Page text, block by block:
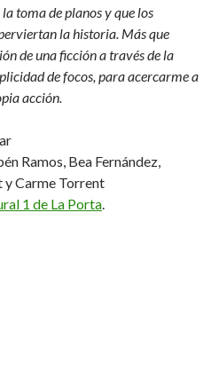
toma de planos y que los
la historia. Más que
de una ficción a través de la
de focos, para acercarme a
acción.
Ramos, Bea Fernández,
Carme Torrent
1 de La Porta.